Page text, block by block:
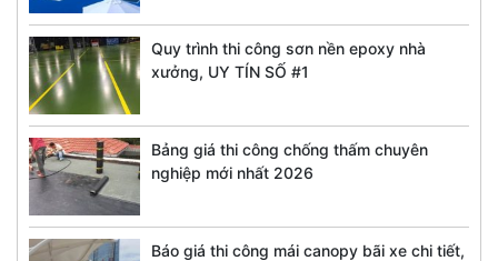
Quy trình thi công sơn nền epoxy nhà
xưởng, UY TÍN SỐ #1
Bảng giá thi công chống thấm chuyên
nghiệp mới nhất 2026
Báo giá thi công mái canopy bãi xe chi tiết,